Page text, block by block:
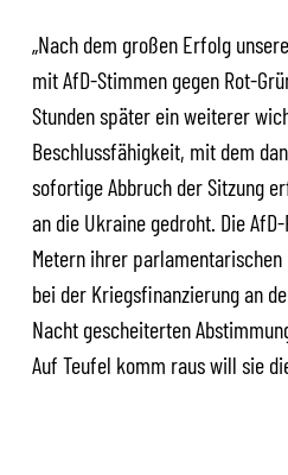
„Nach dem großen Erfolg
mit AfD-Stimmen gegen Rot-
Stunden später ein weiterer
Beschlussfähigkeit, mit dem
sofortige Abbruch der Sitzung
an die Ukraine gedroht. Die
Metern ihrer
bei der Kriegsfinanzierung an
Nacht gescheiterten
Auf Teufel komm raus will sie